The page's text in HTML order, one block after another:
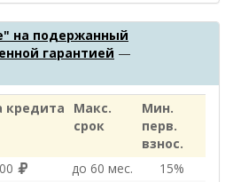
на подержанный
гарантией —
кредита
Макс.
срок
Мин.
перв.
взнос.
до 60 мес.
15%